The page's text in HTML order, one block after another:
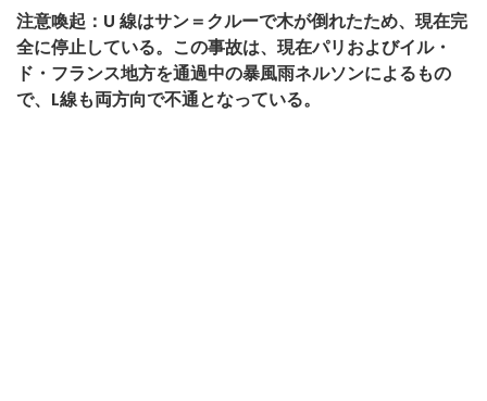
注意喚起：U 線はサン＝クルーで木が倒れたため、現在完
全に停止している。この事故は、現在パリおよびイル・
ド・フランス地方を通過中の暴風雨ネルソンによるもの
で、L線も両方向で不通となっている。